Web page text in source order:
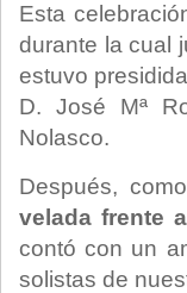
Esta
durante la cual
estuvo
D. José Mª
Nolasco.
Después,
velada frente
contó con un
solistas de